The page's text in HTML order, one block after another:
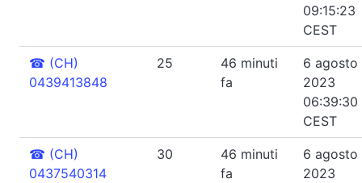
09:15:23
CEST
☎ (CH)
0439413848
25
46 minuti
fa
6 agosto
2023
06:39:30
CEST
☎ (CH)
0437540314
30
46 minuti
fa
6 agosto
2023